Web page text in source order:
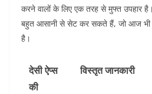
करने वालों के लिए एक तरह से मुफ्त उपहार
बहुत आसानी से सेट कर सकते हैं, जो आज भी
है।
देसी ऐप्स
की
विस्तृत जानकारी